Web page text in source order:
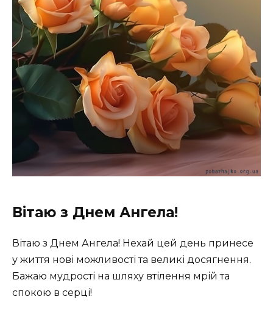
Вітаю з Днем Ангела!
Вітаю з Днем Ангела! Нехай цей день принесе
у життя нові можливості та великі досягнення.
Бажаю мудрості на шляху втілення мрій та
спокою в серці!